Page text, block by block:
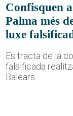
Confisquen
Palma més
luxe
Es tracta de la
falsificada
Balears